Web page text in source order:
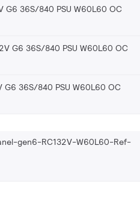
G6 36S/840 PSU W60L60 OC
G6 36S/840 PSU W60L60 OC
G6 36S/840 PSU W60L60 OC
gen6-RC132V-W60L60-Ref-